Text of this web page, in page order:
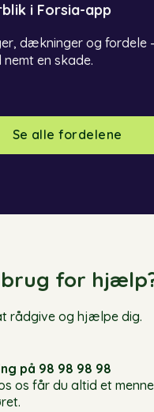
i Forsia-app
dækninger og fordele
en skade.
Se alle fordelene
for
rådgive og hjælpe dig.
på 98 98 98 98
os får du altid et